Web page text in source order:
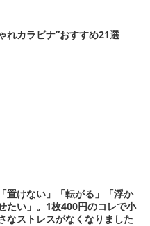
れカラビナ”おすすめ21選
「置けない」「転がる」「浮か
たい」。1枚400円のコレで小
なストレスがなくなりました